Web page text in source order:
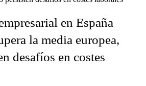
en España
la media europea,
desafíos en costes